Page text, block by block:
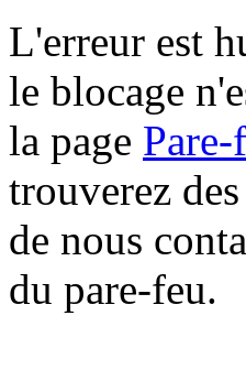
L'erreur est
le blocage
la page
trouverez
de nous
du pare-feu.